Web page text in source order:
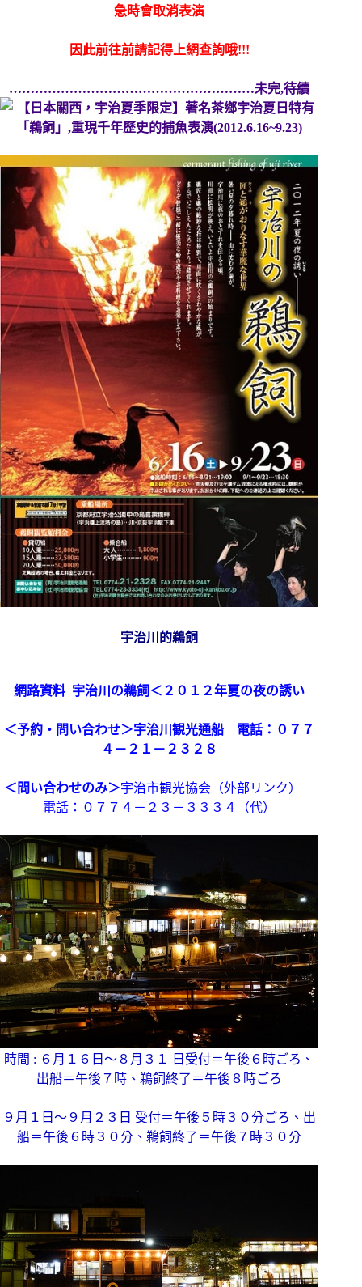
急時會取消表演
因此前往前請記得上網查詢哦!!!
…………………………………………………未完,待續
宇治川的鵜飼
網路資料 宇治川の鵜飼＜２０１２年夏の夜の誘い
＜予約・問い合わせ＞宇治川観光通船 電話： ０７７
４－２１－２３２８
＜問い合わせのみ＞宇治市観光協会（外部リンク）
電話：０７７４－２３－３３３４（代）
時間 : ６月１６日～８月３１ 日受付＝午後６時ごろ、
出船＝午後７時、鵜飼終了＝午後８時ごろ
９月１日～９月２３日 受付＝午後５時３０分ごろ、出
船＝午後６時３０分、鵜飼終了＝午後７時３０分